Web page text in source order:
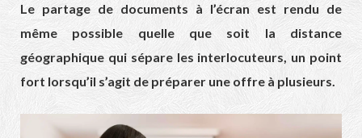
Le partage de documents à l’écran est rendu de
même possible quelle que soit la distance
géographique qui sépare les interlocuteurs, un point
fort lorsqu’il s’agit de préparer une offre à plusieurs.